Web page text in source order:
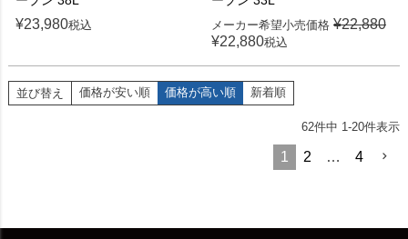
¥23,980税込 メーカー希望小売価格 ¥22,880
¥22,880税込
並び替え 価格が安い順 価格が高い順 新着順
62件中 1-20件表示
1 2 … 4